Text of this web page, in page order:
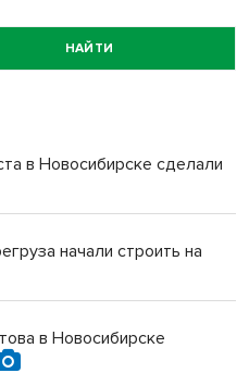
НАЙТИ
в Новосибирске сделали
начали строить на
в Новосибирске